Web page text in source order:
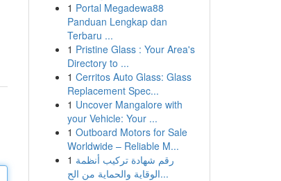
1 Portal Megadewa88
Panduan Lengkap dan
Terbaru ...
1 Pristine Glass : Your Area's
Directory to ...
1 Cerritos Auto Glass: Glass
Replacement Spec...
1 Uncover Mangalore with
your Vehicle: Your ...
1 Outboard Motors for Sale
Worldwide – Reliable M...
1 رقم شهادة تركيب أنظمة
الوقاية والحماية من الح...